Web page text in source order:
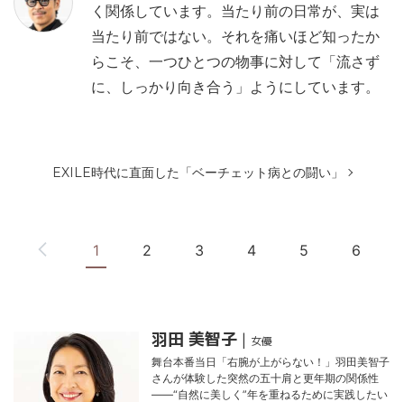
く関係しています。当たり前の日常が、実は
当たり前ではない。それを痛いほど知ったか
らこそ、一つひとつの物事に対して「流さず
に、しっかり向き合う」ようにしています。
つぎのページ
EXILE時代に直面した「ベーチェット病との闘い」
1 2 3 4 5 6
特集記事一覧
羽田 美智子 | 女優
舞台本番当日「右腕が上がらない！」羽田美智子
さんが体験した突然の五十肩と更年期の関係性
——“自然に美しく”年を重ねるために実践したい